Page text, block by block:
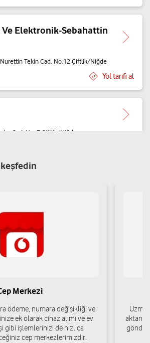
Elektronik-Sebahattin
Nurettin Tekin Cad. No:12 Çiftlik/Niğde
Yol tarifi al
Cad. No: 7 Çiftlik/Niğde
keşfedin
Merkezi
ödeme, numara değişikliği ve
ek olarak cihaz alımı ve ev
gibi işlemlerinizi de hızlıca
cep merkezlerimizdir.